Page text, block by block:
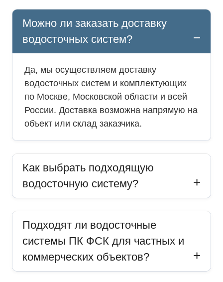
Можно ли заказать доставку
водосточных систем?
Да, мы осуществляем доставку
водосточных систем и комплектующих
по Москве, Московской области и всей
России. Доставка возможна напрямую на
объект или склад заказчика.
Как выбрать подходящую
водосточную систему?
Подходят ли водосточные
системы ПК ФСК для частных и
коммерческих объектов?